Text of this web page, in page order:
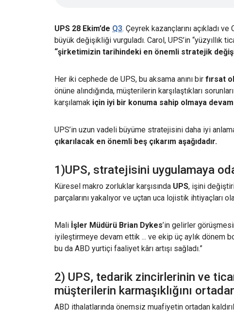
UPS 28 Ekim’de Q3. Çeyrek kazançlarını açıkladı
büyük değişikliği vurguladı. Carol, UPS’in “yüzyıllık
“şirketimizin tarihindeki en önemli stratejik
Her iki cephede de UPS, bu aksama anını bir fırsat
önüne alındığında, müşterilerin karşılaştıkları
karşılamak için iyi bir konuma sahip olmaya
UPS’in uzun vadeli büyüme stratejisini daha iyi
çıkarılacak en önemli beş çıkarım aşağıdadır.
1)UPS, stratejisini uygulamaya
Küresel makro zorluklar karşısında UPS, işini
parçalarını yakalıyor ve uçtan uca lojistik ihtiyaçları
Mali İşler Müdürü Brian Dykes’in gelirler
iyileştirmeye devam ettik ... ve ekip üç aylık dönem
bu da ABD yurtiçi faaliyet kârı artışı sağladı.”
2) UPS, tedarik zincirlerinin ve
müşterilerin karmaşıklığını
ABD ithalatlarında önemsiz muafiyetin ortadan